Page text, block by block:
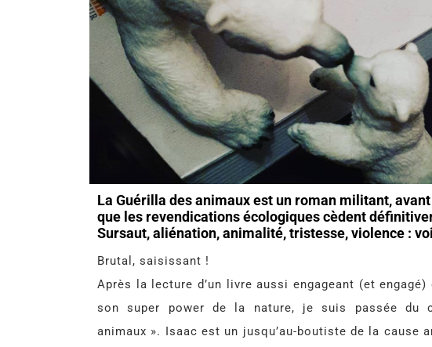
La Guérilla des animaux est un roman militant,
que les revendications écologiques cèdent
Sursaut, aliénation, animalité, tristesse, violence :
Brutal, saisissant !
Après la lecture d’un livre aussi engageant (et engagé)
son super power de la nature, je suis passée du
animaux ». Isaac est un jusqu’au-boutiste de la